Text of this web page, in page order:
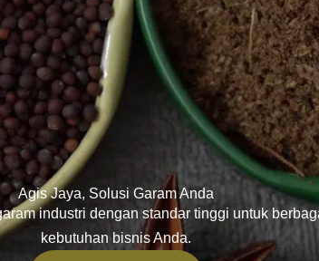
Agis Jaya, Solusi Garam Anda
industri dengan standar tinggi untuk
kebutuhan bisnis Anda.